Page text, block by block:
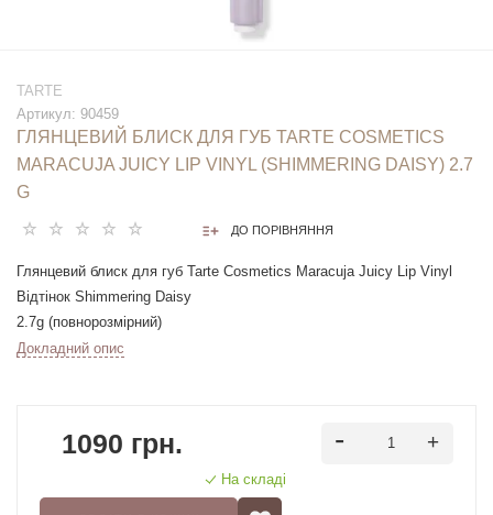
TARTE
Артикул: 90459
ГЛЯНЦЕВИЙ БЛИСК ДЛЯ ГУБ TARTE COSMETICS
MARACUJA JUICY LIP VINYL (SHIMMERING DAISY) 2.7
G
ДО ПОРІВНЯННЯ
Глянцевий блиск для губ Tarte Cosmetics Maracuja Juicy Lip Vinyl
Відтінок Shimmering Daisy
2.7g (повнорозмірний)
- Бальзам для дзеркального блиску, блиск і колір все в одному
Докладний опис
1090 грн.
На складі